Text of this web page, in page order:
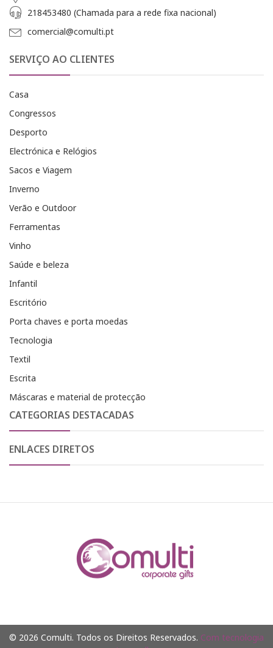
218453480 (Chamada para a rede fixa nacional)
comercial@comulti.pt
SERVIÇO AO CLIENTES
Casa
Congressos
Desporto
Electrónica e Relógios
Sacos e Viagem
Inverno
Verão e Outdoor
Ferramentas
Vinho
Saúde e beleza
Infantil
Escritório
Porta chaves e porta moedas
Tecnologia
Textil
Escrita
Máscaras e material de protecção
CATEGORIAS DESTACADAS
ENLACES DIRETOS
© 2026 Comulti. Todos os Direitos Reservados. Com tecnologia